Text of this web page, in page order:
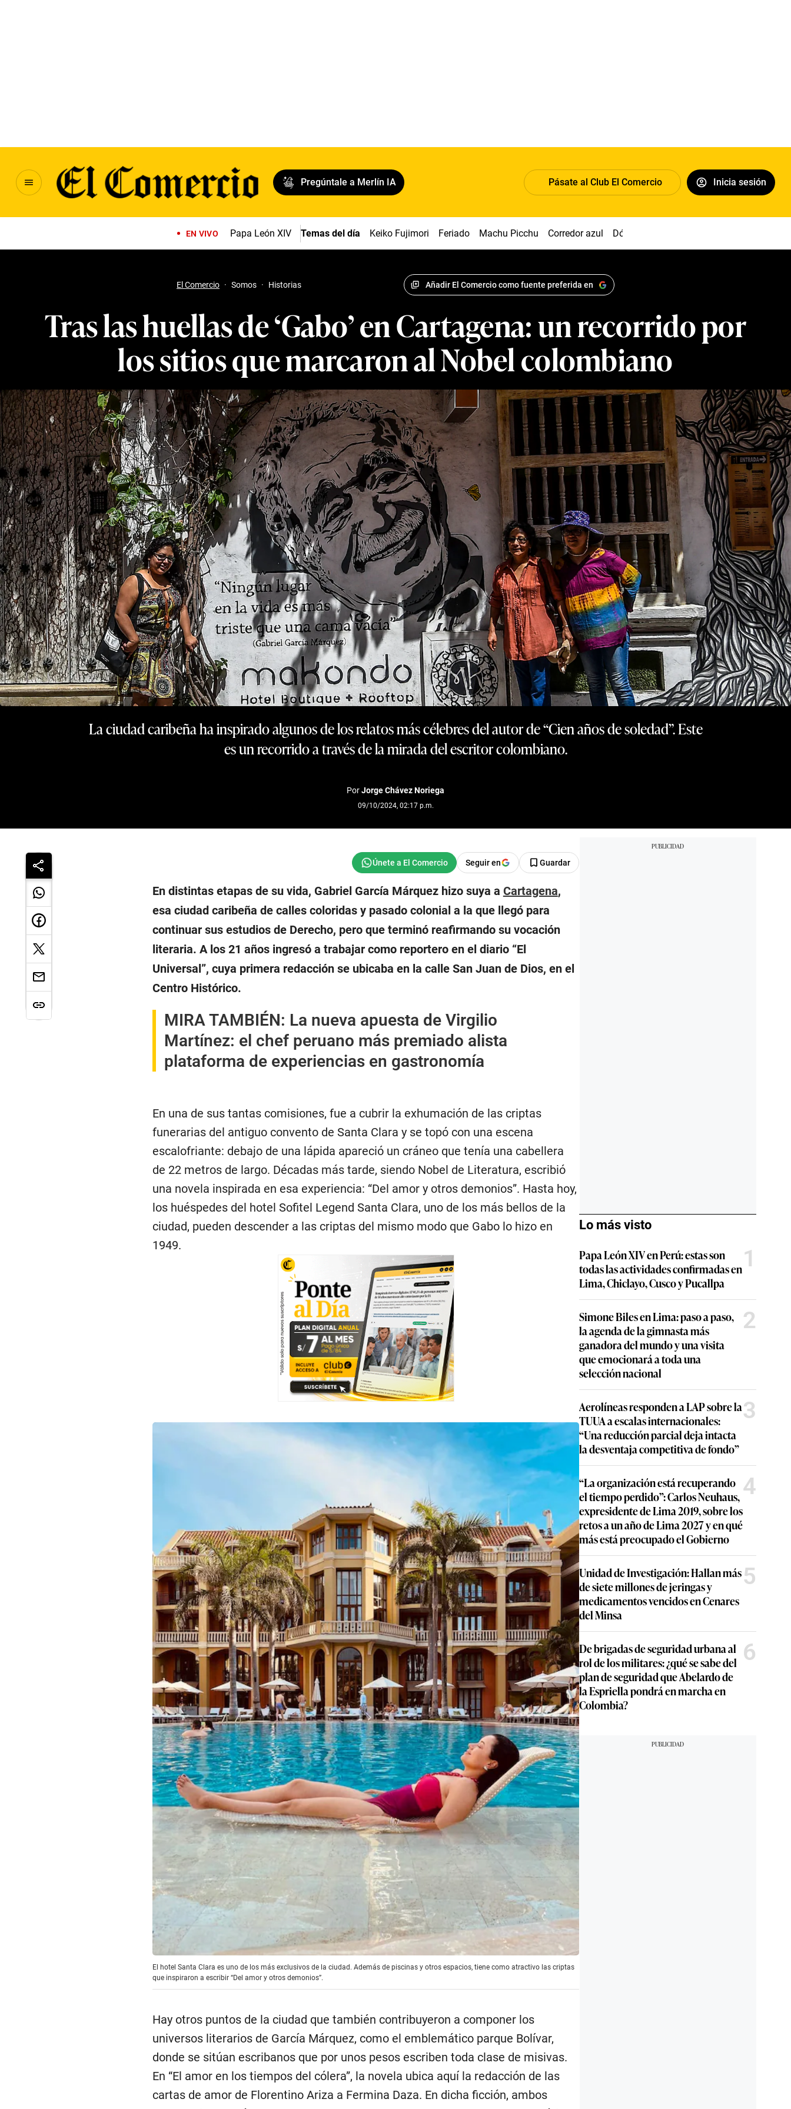
Pregúntale a Merlín IA Pásate al Club El Comercio Inicia sesión
EN VIVO Papa León XIV Temas del día Keiko Fujimori Feriado Machu Picchu Corredor azul Dólar
El Comercio · Somos · Historias Añadir El Comercio como fuente preferida en
Tras las huellas de ‘Gabo’ en Cartagena: un recorrido por
los sitios que marcaron al Nobel colombiano
La ciudad caribeña ha inspirado algunos de los relatos más célebres del autor de “Cien años de soledad”. Este
es un recorrido a través de la mirada del escritor colombiano.
PorJorge Chávez Noriega
09/10/2024, 02:17 p.m.
Seguir en Guardar
En distintas etapas de su vida, Gabriel García Márquez hizo suya a Cartagena,
esa ciudad caribeña de calles coloridas y pasado colonial a la que llegó para
continuar sus estudios de Derecho, pero que terminó reafirmando su vocación
literaria. A los 21 años ingresó a trabajar como reportero en el diario “El
Universal”, cuya primera redacción se ubicaba en la calle San Juan de Dios, en el
Centro Histórico.
MIRA TAMBIÉN: La nueva apuesta de Virgilio
Martínez: el chef peruano más premiado alista
plataforma de experiencias en gastronomía
En una de sus tantas comisiones, fue a cubrir la exhumación de las criptas
funerarias del antiguo convento de Santa Clara y se topó con una escena
escalofriante: debajo de una lápida apareció un cráneo que tenía una cabellera
de 22 metros de largo. Décadas más tarde, siendo Nobel de Literatura, escribió
una novela inspirada en esa experiencia: “Del amor y otros demonios”. Hasta hoy,
los huéspedes del hotel Sofitel Legend Santa Clara, uno de los más bellos de la
ciudad, pueden descender a las criptas del mismo modo que Gabo lo hizo en
1949.
El hotel Santa Clara es uno de los más exclusivos de la ciudad. Además de piscinas y otros espacios, tiene como atractivo las criptas
que inspiraron a escribir “Del amor y otros demonios”.
Hay otros puntos de la ciudad que también contribuyeron a componer los
universos literarios de García Márquez, como el emblemático parque Bolívar,
donde se sitúan escribanos que por unos pesos escriben toda clase de misivas.
En “El amor en los tiempos del cólera”, la novela ubica aquí la redacción de las
cartas de amor de Florentino Ariza a Fermina Daza. En dicha ficción, ambos
Lo más visto
Papa León XIV en Perú: estas son
todas las actividades confirmadas en
Lima, Chiclayo, Cusco y Pucallpa
1
Simone Biles en Lima: paso a paso,
la agenda de la gimnasta más
ganadora del mundo y una visita
que emocionará a toda una
selección nacional
2
Aerolíneas responden a LAP sobre la
TUUA a escalas internacionales:
“Una reducción parcial deja intacta
la desventaja competitiva de fondo”
3
“La organización está recuperando
el tiempo perdido”: Carlos Neuhaus,
expresidente de Lima 2019, sobre los
retos a un año de Lima 2027 y en qué
más está preocupado el Gobierno
4
Unidad de Investigación: Hallan más
de siete millones de jeringas y
medicamentos vencidos en Cenares
del Minsa
5
De brigadas de seguridad urbana al
rol de los militares: ¿qué se sabe del
plan de seguridad que Abelardo de
la Espriella pondrá en marcha en
Colombia?
6